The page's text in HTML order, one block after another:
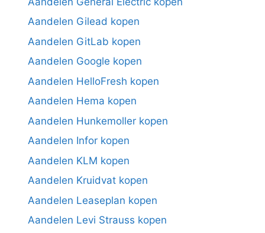
Aandelen Gilead kopen
Aandelen GitLab kopen
Aandelen Google kopen
Aandelen HelloFresh kopen
Aandelen Hema kopen
Aandelen Hunkemoller kopen
Aandelen Infor kopen
Aandelen KLM kopen
Aandelen Kruidvat kopen
Aandelen Leaseplan kopen
Aandelen Levi Strauss kopen